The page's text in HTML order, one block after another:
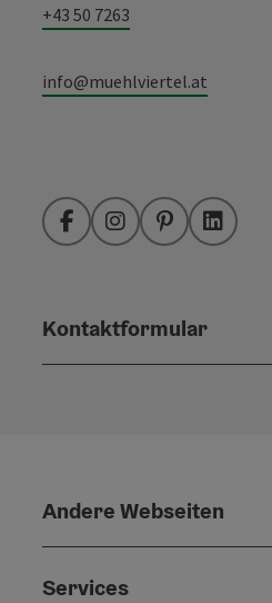
+43 50 7263
info@muehlviertel.at
FacebookInstagramPinterestLinkedIn
Kontaktformular
Andere Webseiten
Services